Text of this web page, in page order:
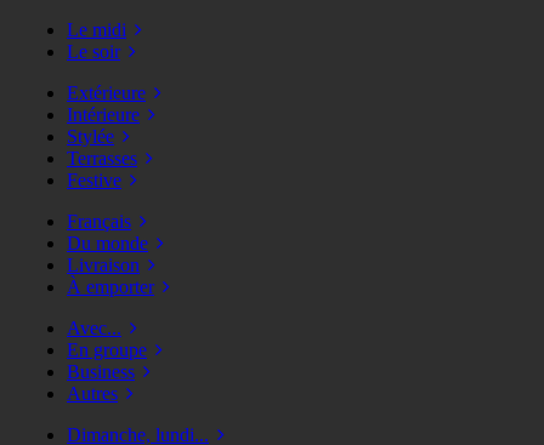
Le midi
Le soir
Extérieure
Intérieure
Stylée
Terrasses
Festive
Français
Du monde
Livraison
À emporter
Avec...
En groupe
Business
Autres
Dimanche, lundi...